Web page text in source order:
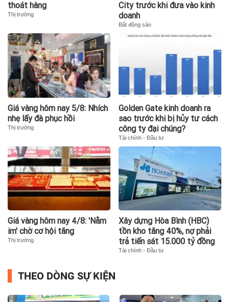
thoát hàng
Thị trường
City trước khi đưa vào kinh
doanh
Bất động sản
Giá vàng hôm nay 5/8: Nhích
nhẹ lấy đà phục hồi
Thị trường
Golden Gate kinh doanh ra
sao trước khi bị hủy tư cách
công ty đại chúng?
Tài chính - Đầu tư
Giá vàng hôm nay 4/8: 'Nằm
im' chờ cơ hội tăng
Thị trường
Xây dựng Hòa Bình (HBC)
tồn kho tăng 40%, nợ phải
trả tiến sát 15.000 tỷ đồng
Tài chính - Đầu tư
THEO DÒNG SỰ KIỆN